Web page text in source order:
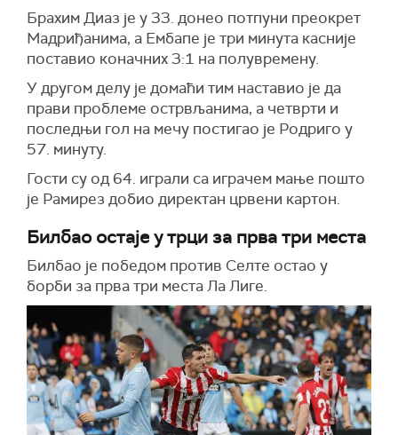
Брахим Диаз је у 33. донео потпуни преокрет
Мадриђанима, а Ембапе је три минута касније
поставио коначних 3:1 на полувремену.
У другом делу је домаћи тим наставио је да
прави проблеме острвљанима, а четврти и
последњи гол на мечу постигао је Родриго у
57. минуту.
Гости су од 64. играли са играчем мање пошто
је Рамирез добио директан црвени картон.
Билбао остаје у трци за прва три места
Билбао је победом против Селте остао у
борби за прва три места Ла Лиге.